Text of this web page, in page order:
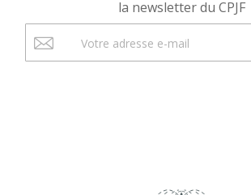
la newsletter du CPJF